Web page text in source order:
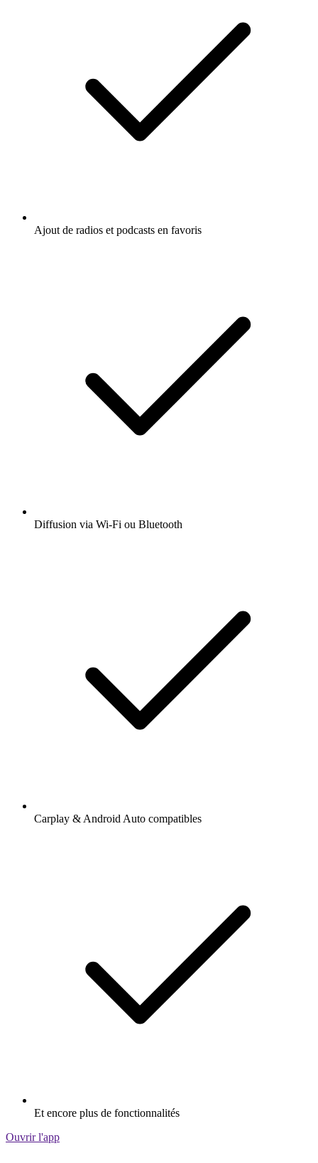
Ajout de radios et podcasts en favoris
Diffusion via Wi-Fi ou Bluetooth
Carplay & Android Auto compatibles
Et encore plus de fonctionnalités
Ouvrir l'app